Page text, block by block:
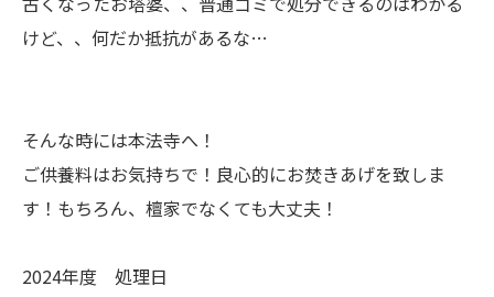
けど、、何だか抵抗があるな…
そんな時には本法寺へ！
ご供養料はお気持ちで！良心的にお焚きあげを致しま
す！もちろん、檀家でなくても大丈夫！
2024年度 処理日